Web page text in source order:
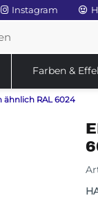
Instagram
Farben &
Sale
ähnlich RAL 6024